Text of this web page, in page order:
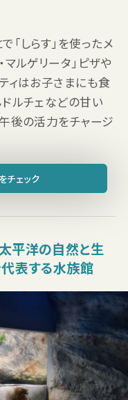
「しらす」を使ったメ
マルゲリータ」ピザや
ィはお子さまにも食
ルチェなどの甘い
後の活力をチャージ
チェック
太平洋の自然と生
表する水族館